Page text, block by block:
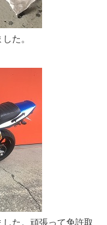
た。
た。頑張って免許取